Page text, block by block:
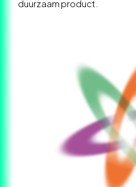
duurzaam product.